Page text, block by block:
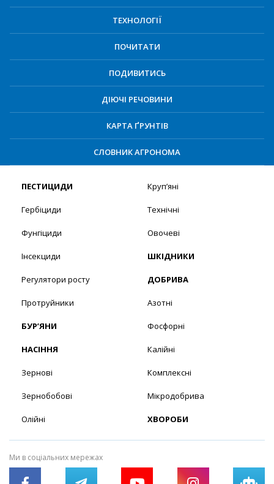
ТЕХНОЛОГІЇ
ПОЧИТАТИ
ПОДИВИТИСЬ
ДІЮЧІ РЕЧОВИНИ
КАРТА ҐРУНТІВ
СЛОВНИК АГРОНОМА
ПЕСТИЦИДИ
Гербіциди
Фунгіциди
Інсекциди
Регулятори росту
Протруйники
БУР’ЯНИ
НАСІННЯ
Зернові
Зернобобові
Олійні
Круп’яні
Технічні
Овочеві
ШКІДНИКИ
ДОБРИВА
Азотні
Фосфорні
Калійні
Комплексні
Мікродобрива
ХВОРОБИ
Ми в соціальних мережах